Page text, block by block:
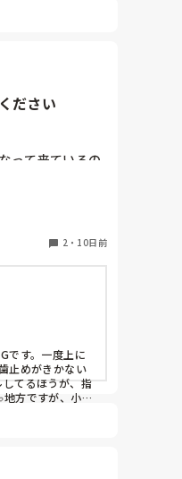
気がしないと言
をして必要に応
よ。
。
ださい
って来ているの
すが、
のですが、
と割れちゃう、
ルを暗黙の了解
います。笑
だっけ？とだん
ていただけたら
2 ・ 10日前
です。一度上に
止めがきかない
てるほうが、指
方ですが、小さ
もあるようで